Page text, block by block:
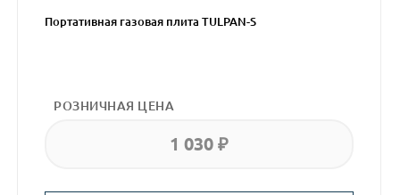
Портативная газовая плита TULPAN-S
РОЗНИЧНАЯ ЦЕНА
1 030 ₽